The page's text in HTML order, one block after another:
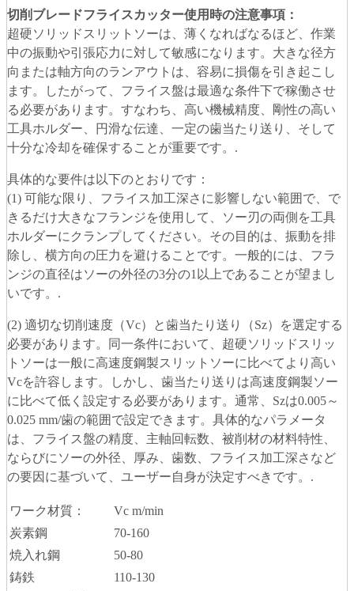
切削ブレードフライスカッター使用時の注意事項 ：
超硬ソリッドスリットソーは、薄くなればなるほど、作業
中の振動や引張応力に対して敏感になります。大きな径方
向または軸方向のランアウトは、容易に損傷を引き起こし
ます。したがって、フライス盤は最適な条件下で稼働させ
る必要があります。すなわち、高い機械精度、剛性の高い
工具ホルダー、円滑な伝達、一定の歯当たり送り、そして
十分な冷却を確保することが重要です。.
具体的な要件は以下のとおりです：
(1) 可能な限り、フライス加工深さに影響しない範囲で、で
きるだけ大きなフランジを使用して、ソー刃の両側を工具
ホルダーにクランプしてください。その目的は、振動を排
除し、横方向の圧力を避けることです。一般的には、フラ
ンジの直径はソーの外径の3分の1以上であることが望まし
いです。.
(2) 適切な切削速度（Vc）と歯当たり送り（Sz）を選定する
必要があります。同一条件において、超硬ソリッドスリッ
トソーは一般に高速度鋼製スリットソーに比べてより高い
Vcを許容します。しかし、歯当たり送りは高速度鋼製ソー
に比べて低く設定する必要があります。通常、Szは0.005～
0.025 mm/歯の範囲で設定できます。具体的なパラメータ
は、フライス盤の精度、主軸回転数、被削材の材料特性、
ならびにソーの外径、厚み、歯数、フライス加工深さなど
の要因に基づいて、ユーザー自身が決定すべきです。.
ワーク材質：
Vc m/min
炭素鋼
70-160
焼入れ鋼
50-80
鋳鉄
110-130